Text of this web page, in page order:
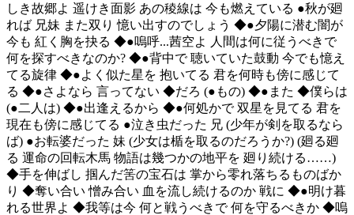
しき故郷よ 遥けき面影 あの稜線は 今も燃えている ●秋が廻
れば 兄妹 また双り 憶い出すのでしょう ◆●夕陽に潜む闇が
今も 紅く胸を抉る ◆●嗚呼...茜空よ 人間は何に従うべきで
何を探すべきなのか? ◆●背中で 聴いていた鼓動 今でも憶え
てる旋律 ◆●よく似た星を 抱いてる 君を何時も傍に感じて
る ◆●さよなら 言ってない ◆だろ (●もの) ◆●また ◆僕らは
(●二人は) ◆●出逢えるから ◆●何処かで 双星を見てる 君を
現在も傍に感じてる ●泣き虫だった 兄 (少年が剣を取るなら
ば) ●お転婆だった 妹 (少女は楯を取るのだろうか?) (廻る廻
る 運命の回転木馬 物語は幾つかの地平を 廻り続ける……)
◆手を伸ばし 掴んだ筈の宝石は 掌から零れ落ちるものばか
り ◆奪い合い 憎み合い 血を流し続けるのか 戦に ◆●明け暮
れる世界よ ◆我等は今 何と戦うべきで 何を守るべきか ◆嗚